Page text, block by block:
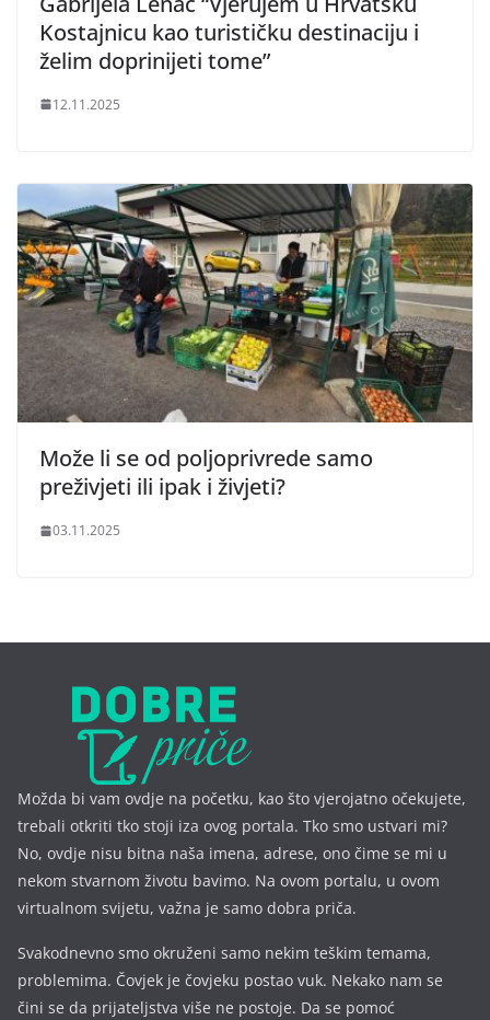
Kostajnicu kao turističku destinaciju i
želim doprinijeti tome”
12.11.2025
Može li se od poljoprivrede samo
preživjeti ili ipak i živjeti?
03.11.2025
Možda bi vam ovdje na početku, kao što vjerojatno očekujete,
trebali otkriti tko stoji iza ovog portala. Tko smo ustvari mi?
No, ovdje nisu bitna naša imena, adrese, ono čime se mi u
nekom stvarnom životu bavimo. Na ovom portalu, u ovom
virtualnom svijetu, važna je samo dobra priča.
Svakodnevno smo okruženi samo nekim teškim temama,
problemima. Čovjek je čovjeku postao vuk. Nekako nam se
čini se da prijateljstva više ne postoje. Da se pomoć